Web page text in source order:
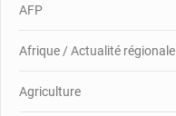
AFP
Afrique / Actualité régionale
Agriculture